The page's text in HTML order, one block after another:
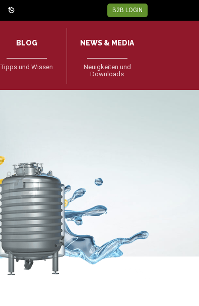
B2B LOGIN
BLOG
Tipps und Wissen
NEWS & MEDIA
Neuigkeiten und
Downloads